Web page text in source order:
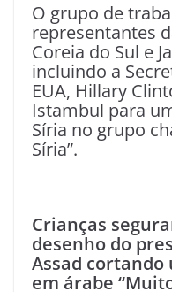
O grupo de
representantes
Coreia do Sul e
incluindo a
EUA, Hillary
Istambul para
Síria no grupo
Síria”.
Crianças
desenho do
Assad cortando
em árabe